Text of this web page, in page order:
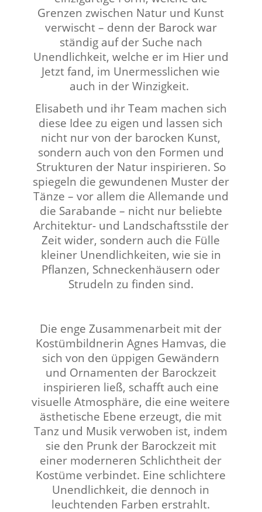
Grenzen zwischen Natur und Kunst
verwischt – denn der Barock war
ständig auf der Suche nach
Unendlichkeit, welche er im Hier und
Jetzt fand, im Unermesslichen wie
auch in der Winzigkeit.
Elisabeth und ihr Team machen sich
diese Idee zu eigen und lassen sich
nicht nur von der barocken Kunst,
sondern auch von den Formen und
Strukturen der Natur inspirieren. So
spiegeln die gewundenen Muster der
Tänze – vor allem die Allemande und
die Sarabande – nicht nur beliebte
Architektur- und Landschaftsstile der
Zeit wider, sondern auch die Fülle
kleiner Unendlichkeiten, wie sie in
Pflanzen, Schneckenhäusern oder
Strudeln zu finden sind.
Die enge Zusammenarbeit mit der
Kostümbildnerin Agnes Hamvas, die
sich von den üppigen Gewändern
und Ornamenten der Barockzeit
inspirieren ließ, schafft auch eine
visuelle Atmosphäre, die eine weitere
ästhetische Ebene erzeugt, die mit
Tanz und Musik verwoben ist, indem
sie den Prunk der Barockzeit mit
einer moderneren Schlichtheit der
Kostüme verbindet. Eine schlichtere
Unendlichkeit, die dennoch in
leuchtenden Farben erstrahlt.